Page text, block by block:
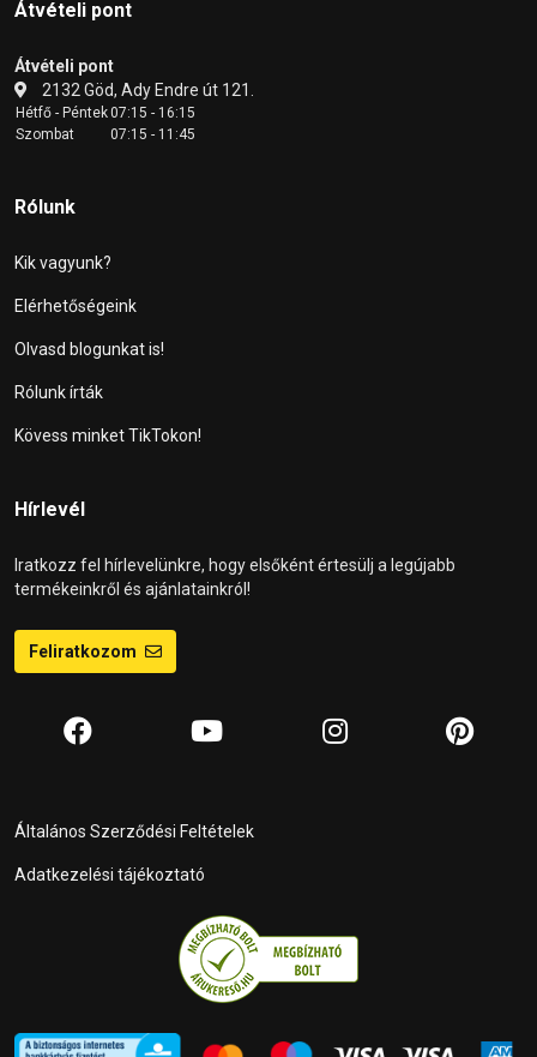
Átvételi pont
Átvételi pont
2132 Göd, Ady Endre út 121.
Hétfő - Péntek07:15 - 16:15
Szombat
07:15 - 11:45
Rólunk
Kik vagyunk?
Elérhetőségeink
Olvasd blogunkat is!
Rólunk írták
Kövess minket TikTokon!
Hírlevél
Iratkozz fel hírlevelünkre, hogy elsőként értesülj a legújabb
termékeinkről és ajánlatainkról!
Feliratkozom
Általános Szerződési Feltételek
Adatkezelési tájékoztató